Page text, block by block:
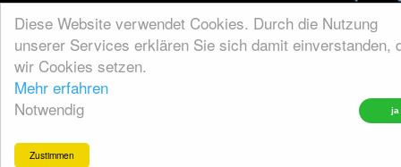
Diese Website verwendet Cookies. Durch die Nutzung
unserer Services erklären Sie sich damit einverstanden,
wir Cookies setzen.
Mehr erfahren
Notwendig
Zustimmen